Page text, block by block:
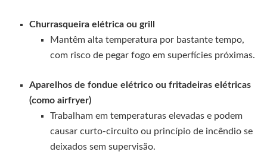
Churrasqueira elétrica ou grill
Mantêm alta temperatura por bastante tempo,
com risco de pegar fogo em superfícies próximas.
Aparelhos de fondue elétrico ou fritadeiras elétricas
(como airfryer)
Trabalham em temperaturas elevadas e podem
causar curto-circuito ou princípio de incêndio se
deixados sem supervisão.